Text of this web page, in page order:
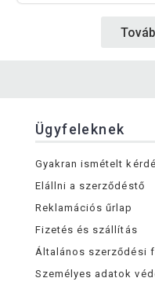
Ügyfeleknek
Gyakran ismételt
Elállni a szerződéstő
Reklamációs űrlap
Fizetés és szállítás
Általános szerződési
Személyes adatok